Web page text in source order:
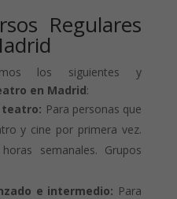
Regulares
los siguientes y
en Madrid:
teatro: Para personas que
y cine por primera vez.
semanales. Grupos
e intermedio: Para